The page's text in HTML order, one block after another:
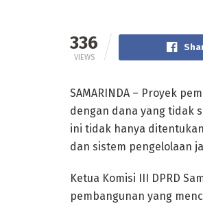
336
VIEWS
SAMARINDA – Proyek
dengan dana yang tidak
ini tidak hanya
dan sistem pengelolaan
Ketua Komisi III DPRD
pembangunan yang